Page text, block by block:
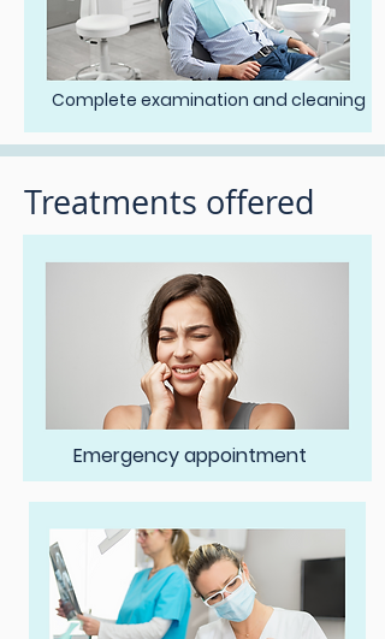
Treatments offered
Emergency appointment
Complete examination and cleaning